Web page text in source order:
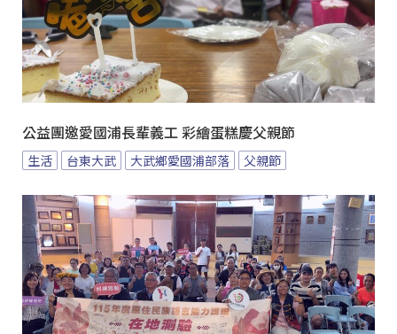
公益團邀愛國浦長輩義工 彩繪蛋糕慶父親節
生活 台東大武 大武鄉愛國浦部落 父親節